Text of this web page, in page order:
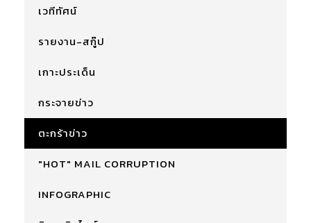
เวทีทัศน์
รายงาน-สกู๊ป
เกาะประเด็น
กระจายข่าว
ตะกร้าข่าว
"HOT" MAIL CORRUPTION
INFOGRAPHIC